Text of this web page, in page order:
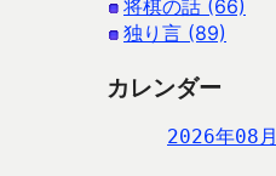
将棋の話 (66)
独り言 (89)
カレンダー
2026年08月